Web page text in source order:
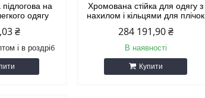
підлогова на
одягу
₴
і в роздріб
Хромована стійка для одягу з
нахилом і кільцями для плічок
284 191,90 ₴
В наявності
Купити